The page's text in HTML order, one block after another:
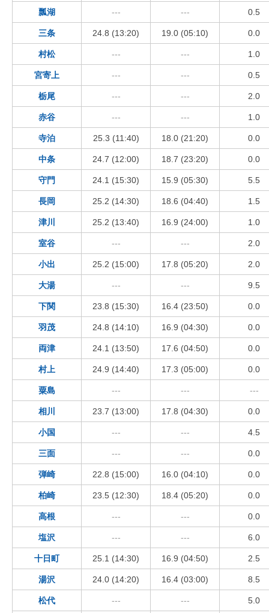
瓢湖 --- --- 0.5
三条 24.8 (13:20) 19.0 (05:10) 0.0
村松 --- --- 1.0
宮寄上 --- --- 0.5
栃尾 --- --- 2.0
赤谷 --- --- 1.0
寺泊 25.3 (11:40) 18.0 (21:20) 0.0
中条 24.7 (12:00) 18.7 (23:20) 0.0
守門 24.1 (15:30) 15.9 (05:30) 5.5
長岡 25.2 (14:30) 18.6 (04:40) 1.5
津川 25.2 (13:40) 16.9 (24:00) 1.0
室谷 --- --- 2.0
小出 25.2 (15:00) 17.8 (05:20) 2.0
大湯 --- --- 9.5
下関 23.8 (15:30) 16.4 (23:50) 0.0
羽茂 24.8 (14:10) 16.9 (04:30) 0.0
両津 24.1 (13:50) 17.6 (04:50) 0.0
村上 24.9 (14:40) 17.3 (05:00) 0.0
粟島 --- --- ---
相川 23.7 (13:00) 17.8 (04:30) 0.0
小国 --- --- 4.5
三面 --- --- 0.0
弾崎 22.8 (15:00) 16.0 (04:10) 0.0
柏崎 23.5 (12:30) 18.4 (05:20) 0.0
高根 --- --- 0.0
塩沢 --- --- 6.0
十日町 25.1 (14:30) 16.9 (04:50) 2.5
湯沢 24.0 (14:20) 16.4 (03:00) 8.5
松代 --- --- 5.0